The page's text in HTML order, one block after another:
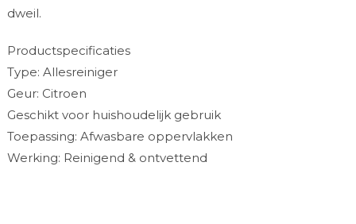
dweil.
Productspecificaties
Type: Allesreiniger
Geur: Citroen
Geschikt voor huishoudelijk gebruik
Toepassing: Afwasbare oppervlakken
Werking: Reinigend & ontvettend